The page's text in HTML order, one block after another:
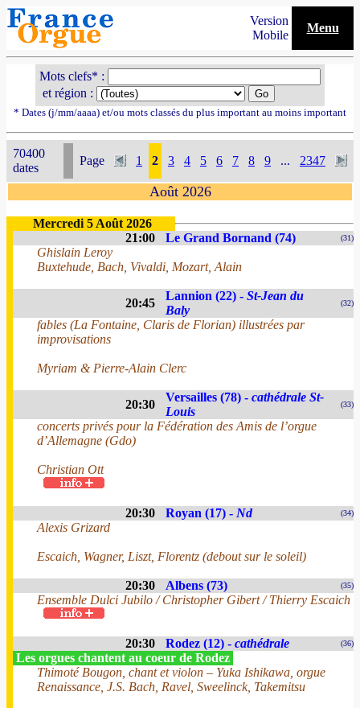
Version
Mobile
Menu
Mots clefs* :
et région :
* Dates (j/mm/aaaa) et/ou mots classés du plus important au moins important
70400
dates
Page 1 2 3 4 5 6 7 8 9 ... 2347
Août 2026
Mercredi 5 Août 2026
21:00
Le Grand Bornand (74) (31)
Ghislain Leroy
Buxtehude, Bach, Vivaldi, Mozart, Alain
20:45
Lannion (22) - St-Jean du
Baly
(32)
fables (La Fontaine, Claris de Florian) illustrées par
improvisations
Myriam & Pierre-Alain Clerc
20:30
Versailles (78) - cathédrale St-
Louis
(33)
concerts privés pour la Fédération des Amis de l’orgue
d’Allemagne (Gdo)
Christian Ott
20:30 Royan (17) - Nd (34)
Alexis Grizard
Escaich, Wagner, Liszt, Florentz (debout sur le soleil)
20:30 Albens (73) (35)
Ensemble Dulci Jubilo / Christopher Gibert / Thierry Escaich
20:30 Rodez (12) - cathédrale (36)
Les orgues chantent au coeur de Rodez
Thimoté Bougon, chant et violon – Yuka Ishikawa, orgue
Renaissance, J.S. Bach, Ravel, Sweelinck, Takemitsu